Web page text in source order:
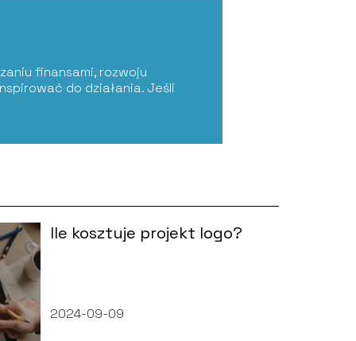
finansami, rozwoju
do działania. Jeśli
Ile kosztuje projekt logo?
2024-09-09